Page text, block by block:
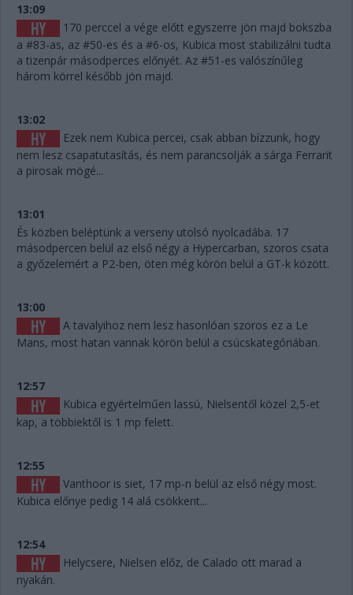
13:09
170 perccel a vége előtt egyszerre jön majd bokszba
a #83-as, az #50-es és a #6-os, Kubica most stabilizálni tudta
a tizenpár másodperces előnyét. Az #51-es valószínűleg
három körrel később jön majd.
13:02
Ezek nem Kubica percei, csak abban bízzunk, hogy
nem lesz csapatutasítás, és nem parancsolják a sárga Ferrarit
a pirosak mögé...
13:01
És közben beléptünk a verseny utolsó nyolcadába. 17
másodpercen belül az első négy a Hypercarban, szoros csata
a győzelemért a P2-ben, öten még körön belül a GT-k között.
13:00
A tavalyihoz nem lesz hasonlóan szoros ez a Le
Mans, most hatan vannak körön belül a csúcskategóriában.
12:57
Kubica egyértelműen lassú, Nielsentől közel 2,5-et
kap, a többiektől is 1 mp felett.
12:55
Vanthoor is siet, 17 mp-n belül az első négy most.
Kubica előnye pedig 14 alá csökkent...
12:54
Helycsere, Nielsen előz, de Calado ott marad a
nyakán.